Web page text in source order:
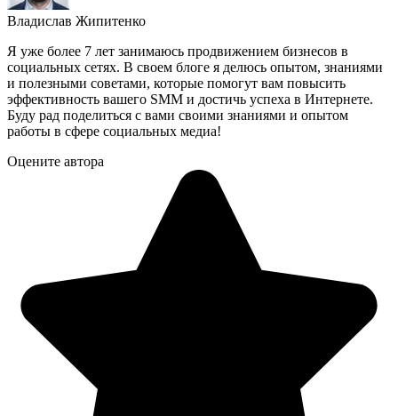
Владислав Жипитенко
Я уже более 7 лет занимаюсь продвижением бизнесов в
социальных сетях. В своем блоге я делюсь опытом, знаниями
и полезными советами, которые помогут вам повысить
эффективность вашего SMM и достичь успеха в Интернете.
Буду рад поделиться с вами своими знаниями и опытом
работы в сфере социальных медиа!
Оцените автора